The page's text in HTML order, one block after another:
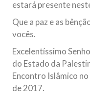
estará presente
Que a paz e as
vocês.
Excelentíssimo
do Estado da
Encontro Islâmico
de 2017.